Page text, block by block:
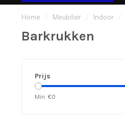
Home / Meubilair / Indoor /
Barkrukken
Prijs
Min: €0